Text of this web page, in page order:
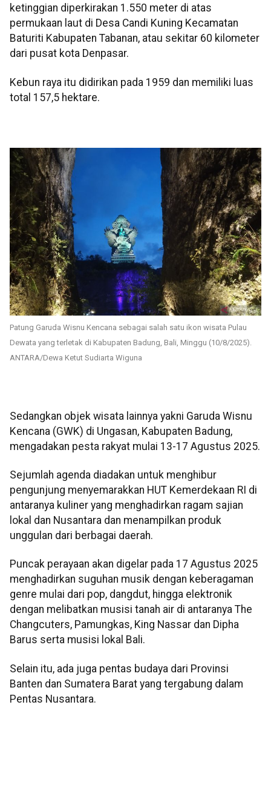
ketinggian diperkirakan 1.550 meter di atas
permukaan laut di Desa Candi Kuning Kecamatan
Baturiti Kabupaten Tabanan, atau sekitar 60 kilometer
dari pusat kota Denpasar.
Kebun raya itu didirikan pada 1959 dan memiliki luas
total 157,5 hektare.
Patung Garuda Wisnu Kencana sebagai salah satu ikon wisata Pulau
Dewata yang terletak di Kabupaten Badung, Bali, Minggu (10/8/2025).
ANTARA/Dewa Ketut Sudiarta Wiguna
Sedangkan objek wisata lainnya yakni Garuda Wisnu
Kencana (GWK) di Ungasan, Kabupaten Badung,
mengadakan pesta rakyat mulai 13-17 Agustus 2025.
Sejumlah agenda diadakan untuk menghibur
pengunjung menyemarakkan HUT Kemerdekaan RI di
antaranya kuliner yang menghadirkan ragam sajian
lokal dan Nusantara dan menampilkan produk
unggulan dari berbagai daerah.
Puncak perayaan akan digelar pada 17 Agustus 2025
menghadirkan suguhan musik dengan keberagaman
genre mulai dari pop, dangdut, hingga elektronik
dengan melibatkan musisi tanah air di antaranya The
Changcuters, Pamungkas, King Nassar dan Dipha
Barus serta musisi lokal Bali.
Selain itu, ada juga pentas budaya dari Provinsi
Banten dan Sumatera Barat yang tergabung dalam
Pentas Nusantara.